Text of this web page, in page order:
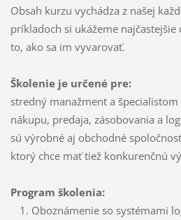
Obsah kurzu vychádza z našej
príkladoch si ukážeme
to, ako sa im vyvarovať.
Školenie je určené pre:
stredný manažment a
nákupu, predaja, zásobovania a
sú výrobné aj obchodné
ktorý chce mať tiež konkurenčnú
Program školenia:
Oboznámenie so systémami